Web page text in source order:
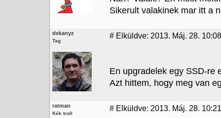
Sikerult valakinek mar itt a
dekanyz
Tag
# Elküldve: 2013. Máj. 28. 10:08
En upgradelek egy SSD-re
Azt hittem, hogy meg van
ratman
Kék troll
# Elküldve: 2013. Máj. 28. 10:21